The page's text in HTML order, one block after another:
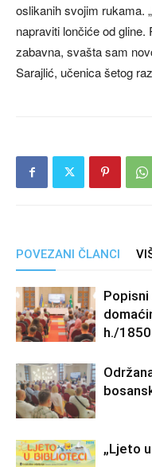
oslikanih svojim rukama.
napraviti lončiće od gline.
zabavna, svašta sam
Sarajlić, učenica šetog
POVEZANI ČLANCI
h./
„Ljeto